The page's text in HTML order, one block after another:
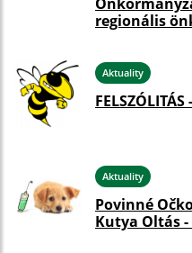
regionális
Aktuality
Aktuality
Povinné
Kutya Oltás -